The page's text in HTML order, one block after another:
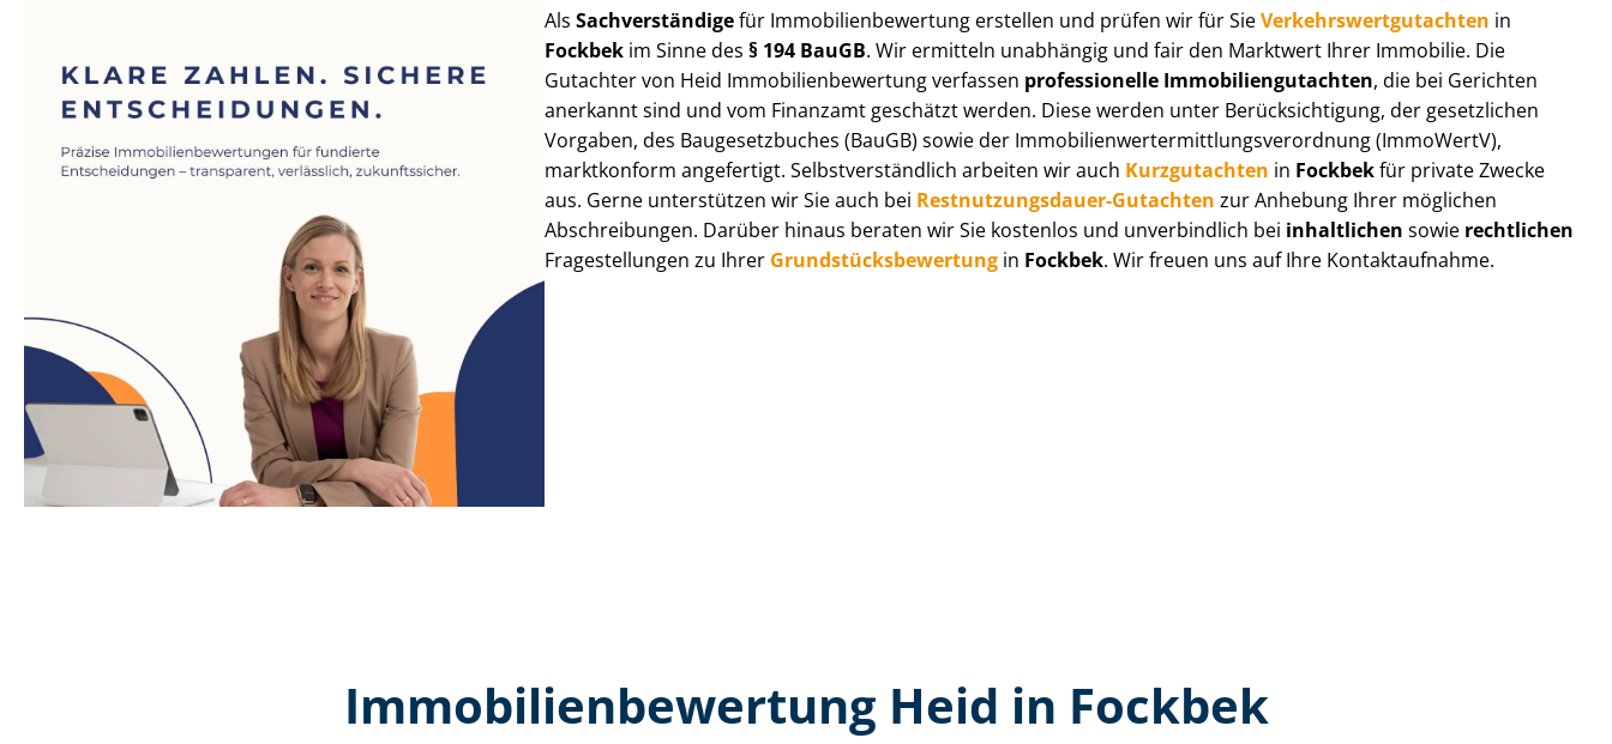
AlsSachverständigefür Im­mo­bi­li­en­be­wer­tung erstellen und prüfen wir für SieVer­kehrs­wert­gut­ach­ten in
Fockbek im Sinne des§ 194 BauGB. Wir ermitteln unabhängig und fair den Marktwert Ihrer Immobilie. Die
Gutachter von Heid Im­mo­bi­li­en­be­wer­tung verfassen professionelle Im­mo­bi­li­en­gut­ach­ten, die bei Gerichten
anerkannt sind und vom Finanzamt geschätzt werden. Diese werden unter Be­rück­sich­ti­gung, der gesetzlichen
Vorgaben, des Baugesetzbuches (BauGB) sowie der Im­mo­bi­li­en­wert­ermitt­lungs­ver­ord­nung (ImmoWertV),
marktkonform angefertigt. Selbst­ver­ständ­lich arbeiten wir auch Kurzgutachten in Fockbekfür private Zwecke
aus. Gerne unterstützen wir Sie auch bei Rest­nut­zungs­dau­er-Gutachten zur Anhebung Ihrer möglichen
Abschreibungen. Darüber hinaus beraten wir Sie kostenlos und unverbindlich bei inhaltlichen sowie rechtlichen
Fragestellungen zu Ihrer Grund­stücks­be­wer­tung in Fockbek. Wir freuen uns auf Ihre Kontaktaufnahme.
Immobilien­bewertung Heid in Fockbek